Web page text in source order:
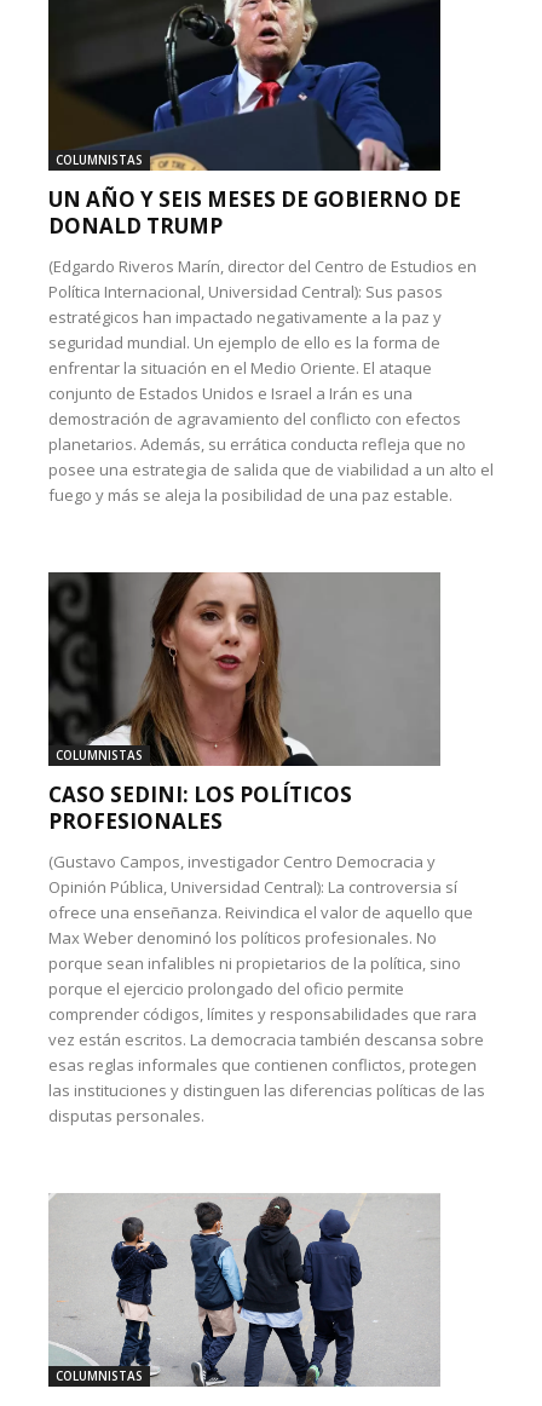
COLUMNISTAS
UN AÑO Y SEIS MESES DE GOBIERNO DE
DONALD TRUMP
(Edgardo Riveros Marín, director del Centro de Estudios en
Política Internacional, Universidad Central): Sus pasos
estratégicos han impactado negativamente a la paz y
seguridad mundial. Un ejemplo de ello es la forma de
enfrentar la situación en el Medio Oriente. El ataque
conjunto de Estados Unidos e Israel a Irán es una
demostración de agravamiento del conflicto con efectos
planetarios. Además, su errática conducta refleja que no
posee una estrategia de salida que de viabilidad a un alto el
fuego y más se aleja la posibilidad de una paz estable.
COLUMNISTAS
CASO SEDINI: LOS POLÍTICOS
PROFESIONALES
(Gustavo Campos, investigador Centro Democracia y
Opinión Pública, Universidad Central): La controversia sí
ofrece una enseñanza. Reivindica el valor de aquello que
Max Weber denominó los políticos profesionales. No
porque sean infalibles ni propietarios de la política, sino
porque el ejercicio prolongado del oficio permite
comprender códigos, límites y responsabilidades que rara
vez están escritos. La democracia también descansa sobre
esas reglas informales que contienen conflictos, protegen
las instituciones y distinguen las diferencias políticas de las
disputas personales.
COLUMNISTAS